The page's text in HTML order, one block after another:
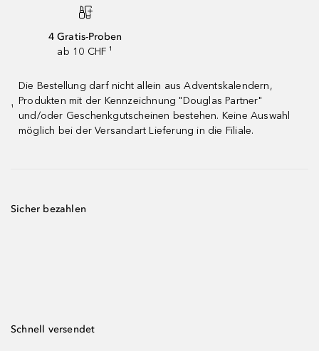
4 Gratis-Proben
ab 10 CHF ¹
¹
Die Bestellung darf nicht allein aus Adventskalendern,
Produkten mit der Kennzeichnung "Douglas Partner"
und/oder Geschenkgutscheinen bestehen. Keine Auswahl
möglich bei der Versandart Lieferung in die Filiale.
Sicher bezahlen
Schnell versendet